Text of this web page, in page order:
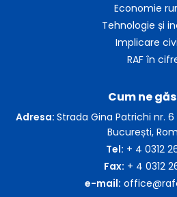
Economie
Tehnologie și
Implicare
RAF în
Cum ne
Adresa: Strada Gina Patrichi nr.
București,
Tel: + 4 0312
Fax: + 4 0312
e-mail: